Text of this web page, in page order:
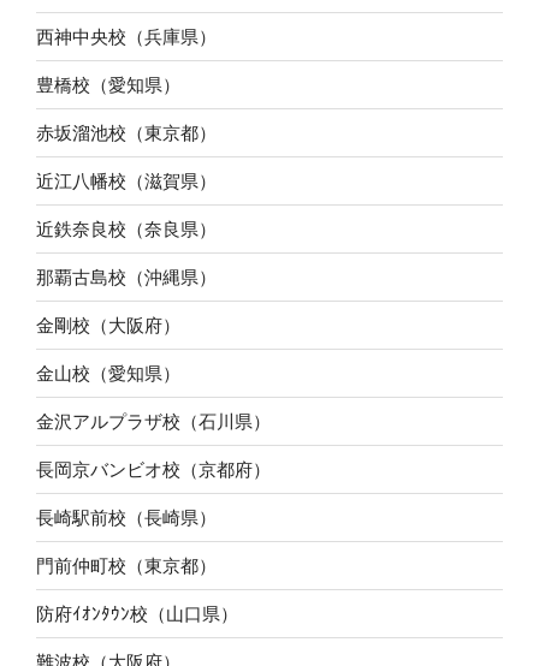
西神中央校（兵庫県）
豊橋校（愛知県）
赤坂溜池校（東京都）
近江八幡校（滋賀県）
近鉄奈良校（奈良県）
那覇古島校（沖縄県）
金剛校（大阪府）
金山校（愛知県）
金沢アルプラザ校（石川県）
長岡京バンビオ校（京都府）
長崎駅前校（長崎県）
門前仲町校（東京都）
防府ｲｵﾝﾀｳﾝ校（山口県）
難波校（大阪府）